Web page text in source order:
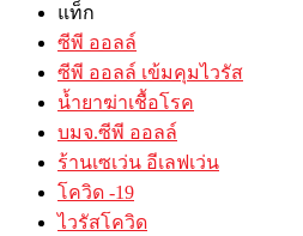
แท็ก
ซีพี ออลล์
ซีพี ออลล์ เข้มคุมไวรัส
น้ำยาฆ่าเชื้อโรค
บมจ.ซีพี ออลล์
ร้านเซเว่น อีเลฟเว่น
โควิด -19
ไวรัสโควิด